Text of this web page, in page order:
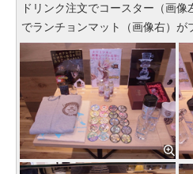
ドリンク注文でコースター（画
でランチョンマット（画像右）が